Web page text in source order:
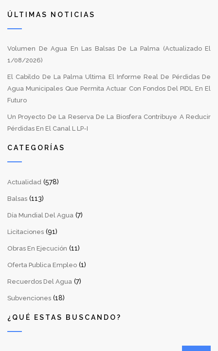
ÚLTIMAS NOTICIAS
Volumen De Agua En Las Balsas De La Palma (Actualizado El
1/08/2026)
El Cabildo De La Palma Ultima El Informe Real De Pérdidas De
Agua Municipales Que Permita Actuar Con Fondos Del PIDL En El
Futuro
Un Proyecto De La Reserva De La Biosfera Contribuye A Reducir
Pérdidas En El Canal L LP-I
CATEGORÍAS
Actualidad (578)
Balsas (113)
Día Mundial Del Agua (7)
Licitaciones (91)
Obras En Ejecución (11)
Oferta Publica Empleo (1)
Recuerdos Del Agua (7)
Subvenciones (18)
¿QUÉ ESTAS BUSCANDO?